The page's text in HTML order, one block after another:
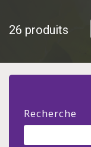
26 produits
Recherche